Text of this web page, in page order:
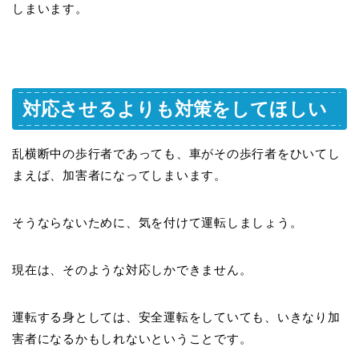
しまいます。
対応させるよりも対策をしてほしい
乱横断中の歩行者であっても、車がその歩行者をひいてし
まえば、加害者になってしまいます。
そうならないために、気を付けて運転しましょう。
現在は、そのような対応しかできません。
運転する身としては、安全運転をしていても、いきなり加
害者になるかもしれないということです。